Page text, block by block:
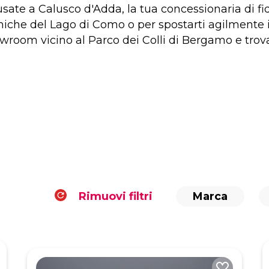
a Calusco d'Adda, la tua concessionaria di
del Lago di Como o per spostarti
vicino al Parco dei Colli di Bergamo e
Rimuovi filtri Marca